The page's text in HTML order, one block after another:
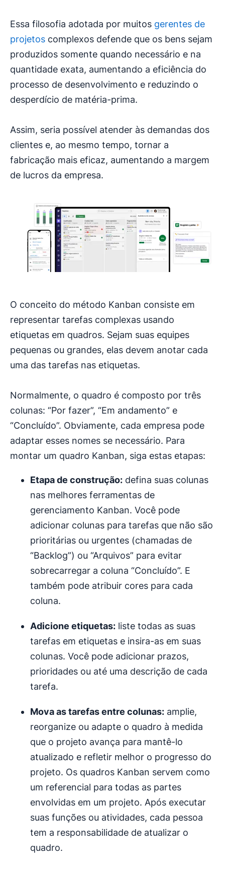
Essa filosofia adotada por muitos gerentes de
projetos complexos defende que os bens sejam
produzidos somente quando necessário e na
quantidade exata, aumentando a eficiência do
processo de desenvolvimento e reduzindo o
desperdício de matéria-prima.
Assim, seria possível atender às demandas dos
clientes e, ao mesmo tempo, tornar a
fabricação mais eficaz, aumentando a margem
de lucros da empresa.
O conceito do método Kanban consiste em
representar tarefas complexas usando
etiquetas em quadros. Sejam suas equipes
pequenas ou grandes, elas devem anotar cada
uma das tarefas nas etiquetas.
Normalmente, o quadro é composto por três
colunas: “Por fazer”, “Em andamento” e
“Concluído”. Obviamente, cada empresa pode
adaptar esses nomes se necessário. Para
montar um quadro Kanban, siga estas etapas:
Etapa de construção: defina suas colunas
nas melhores ferramentas de
gerenciamento Kanban. Você pode
adicionar colunas para tarefas que não são
prioritárias ou urgentes (chamadas de
“Backlog”) ou “Arquivos” para evitar
sobrecarregar a coluna “Concluído”. E
também pode atribuir cores para cada
coluna.
Adicione etiquetas: liste todas as suas
tarefas em etiquetas e insira-as em suas
colunas. Você pode adicionar prazos,
prioridades ou até uma descrição de cada
tarefa.
Mova as tarefas entre colunas: amplie,
reorganize ou adapte o quadro à medida
que o projeto avança para mantê-lo
atualizado e refletir melhor o progresso do
projeto. Os quadros Kanban servem como
um referencial para todas as partes
envolvidas em um projeto. Após executar
suas funções ou atividades, cada pessoa
tem a responsabilidade de atualizar o
quadro.